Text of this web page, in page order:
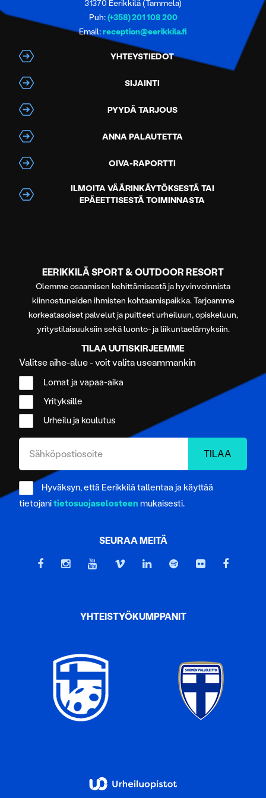
31370 Eerikkilä (Tammela)
Puh:(+358) 201 108 200
Email:reception@eerikkila.fi
YHTEYSTIEDOT
SIJAINTI
PYYDÄ TARJOUS
ANNA PALAUTETTA
OIVA-RAPORTTI
ILMOITA VÄÄRINKÄYTÖKSESTÄ TAI
EPÄEETTISESTÄ TOIMINNASTA
EERIKKILÄ SPORT & OUTDOOR RESORT
Olemme osaamisen kehittämisestä ja hyvinvoinnista
kiinnostuneiden ihmisten kohtaamispaikka. Tarjoamme
korkeatasoiset palvelut ja puitteet urheiluun, opiskeluun,
yritystilaisuuksiin sekä luonto- ja liikuntaelämyksiin.
TILAA UUTISKIRJEEMME
Valitse aihe-alue - voit valita useammankin
Lomat ja vapaa-aika
Yrityksille
Urheilu ja koulutus
Hyväksyn, että Eerikkilä tallentaa ja käyttää
tietojanitietosuojaselosteen mukaisesti.
SEURAA MEITÄ
YHTEISTYÖKUMPPANIT